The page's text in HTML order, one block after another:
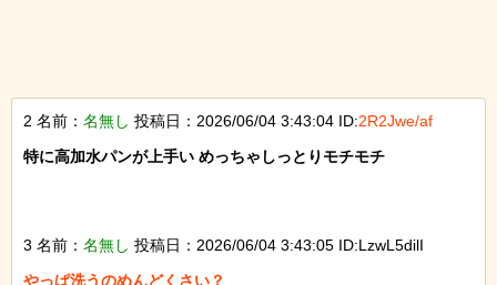
2 名前： 名無し 投稿日：2026/06/04 3:43:04 ID:2R2Jwe/af
特に高加水パンが上手い めっちゃしっとりモチモチ
3 名前： 名無し 投稿日：2026/06/04 3:43:05 ID:LzwL5dilI
やっぱ洗うのめんどくさい？